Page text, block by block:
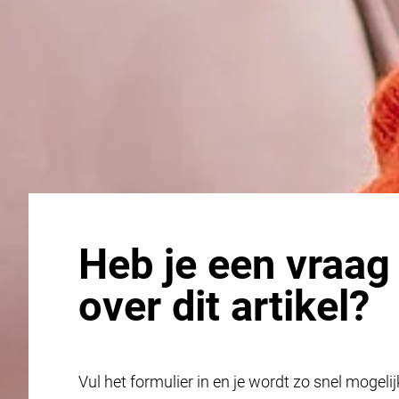
Heb je een vraag
over dit artikel?
Vul het formulier in en je wordt zo snel